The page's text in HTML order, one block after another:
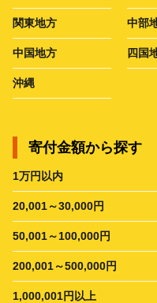
関東地方 中部
中国地方 四国
沖縄
寄付金額から探す
1万円以内
20,001～30,000円
50,001～100,000円
200,001～500,000円
1,000,001円以上